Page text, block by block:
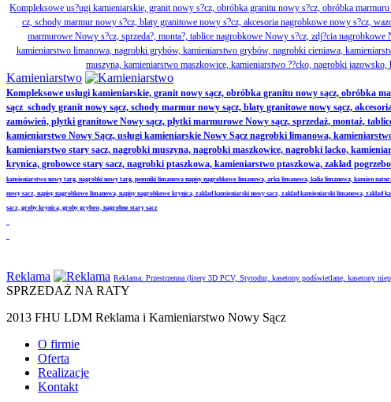
Kompleksowe us?ugi kamieniarskie, granit nowy s?cz, obróbka granitu nowy s?cz, obróbka
cz, schody marmur nowy s?cz, blaty granitowe nowy s?cz, akcesoria nagrobkowe nowy s?cz,
marmurowe Nowy s?cz, sprzeda?, monta?, tablice nagrobkowe Nowy s?cz, zdj?cia
kamieniarstwo limanowa, nagrobki grybów, kamieniarstwo grybów, nagrobki cieniawa,
muszyna, kamieniarstwo maszkowice, kamieniarstwo ??cko, nagrobki
Kamieniarstwo
Kompleksowe usługi kamieniarskie, granit nowy sącz, obróbka granitu nowy sącz, obróbka
sącz schody granit nowy sącz, schody marmur nowy sącz, blaty granitowe nowy sącz,
zamówień, płytki granitowe Nowy sącz, płytki marmurowe Nowy sącz, sprzedaż, montaż,
kamieniarstwo Nowy Sącz, usługi kamieniarskie Nowy Sącz nagrobki limanowa,
kamieniarstwo stary sacz, nagrobki muszyna, nagrobki maszkowice, nagrobki lacko,
krynica, grobowce stary sacz, nagrobki ptaszkowa, kamieniarstwo ptaszkowa, zakład
kamieniarstwo nowy targ, nagrobki nowy targ, pomniki limanowa napisy nagrobkowe limanowa, arka limanowa, kalia limanowa, kamien
nowy sacz, napisy nagrobkowe limanowa, napisy nagrobkowe krynica, zaklad kamieniarski nowy sacz, zaklad kamieniarski limanowa,
sacz, groby krynica, groby grybow, nagrobne stary sacz
Reklama Reklama: Przestrzenna (litery 3D PCV, Styrodur, kasetony podświetlane,
SPRZEDAŻ NA RATY
2013 FHU LDM Reklama i Kamieniarstwo Nowy Sącz
O firmie
Oferta
Realizacje
Kontakt